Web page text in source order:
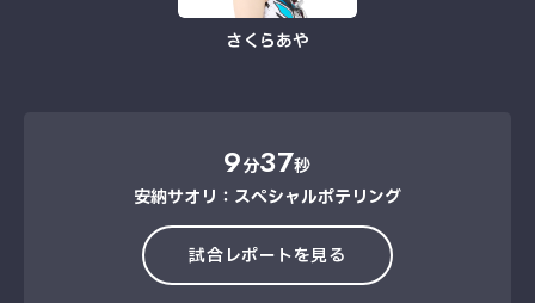
さくらあや
9分37秒
安納サオリ：スペシャルポテリング
試合レポートを見る